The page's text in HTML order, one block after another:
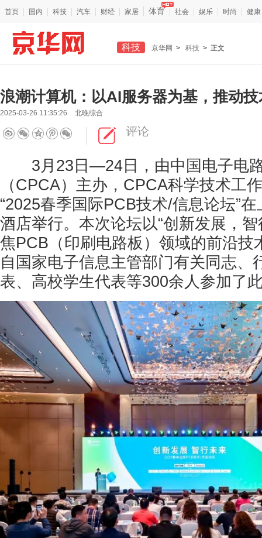
首页 国内 科技 汽车 财经 家居 体育 社会 娱乐 时尚 健康
科技 京华网 > 科技 > 正文
浪潮计算机：以AI服务器为基，推动
2025-03-26 11:35:26 北晚综合
评论
3月23日—24日，由中国电子电
（CPCA）主办，CPCA科学技术工
“2025春季国际PCB技术/信息论坛”
酒店举行。本次论坛以“创新发展，
焦PCB（印刷电路板）领域的前沿技
自国家电子信息主管部门有关同志、
表、高校学生代表等300余人参加了